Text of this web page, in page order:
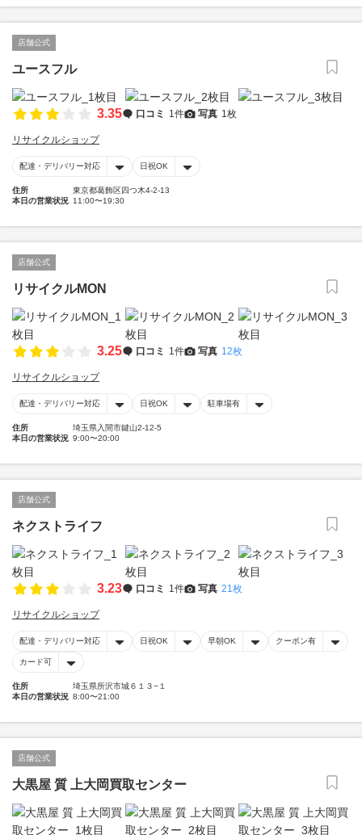
店舗公式
ユースフル
3.35 口コミ 1件 写真 1枚
リサイクルショップ
配達・デリバリー対応 日祝OK
住所
東京都葛飾区四つ木4-2-13
本日の営業状況 11:00〜19:30
店舗公式
リサイクルMON
3.25 口コミ 1件 写真 12枚
リサイクルショップ
配達・デリバリー対応 日祝OK 駐車場有
住所
埼玉県入間市鍵山2-12-5
本日の営業状況 9:00〜20:00
店舗公式
ネクストライフ
3.23 口コミ 1件 写真 21枚
リサイクルショップ
配達・デリバリー対応 日祝OK 早朝OK クーポン有
カード可
住所
埼玉県所沢市城６１３−１
本日の営業状況 8:00〜21:00
店舗公式
大黒屋 質 上大岡買取センター